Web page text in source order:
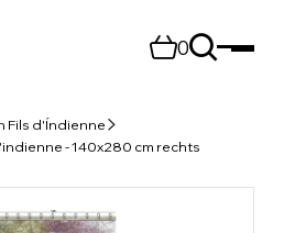
0
Fils d'Índienne
- 140x280 cm rechts